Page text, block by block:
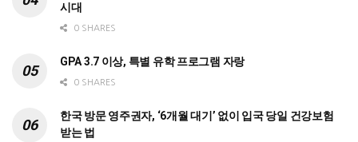
시대
0 SHARES
GPA 3.7 이상, 특별 유학 프로그램 자랑
0 SHARES
한국 방문 영주권자, ‘6개월 대기’ 없이 입국 당일 건강보험
받는 법